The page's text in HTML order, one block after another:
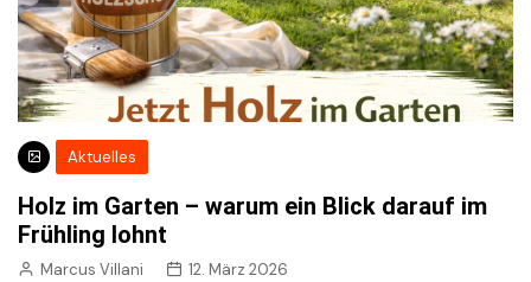
Aktuelles
Holz im Garten – warum ein Blick darauf im
Frühling lohnt
Marcus Villani 12. März 2026